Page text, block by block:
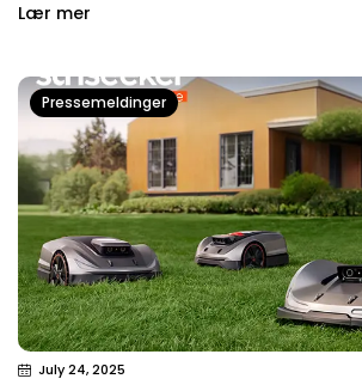
Lær mer
Pressemeldinger
July 24, 2025